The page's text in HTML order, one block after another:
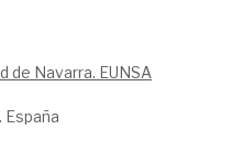
de Navarra. EUNSA
España